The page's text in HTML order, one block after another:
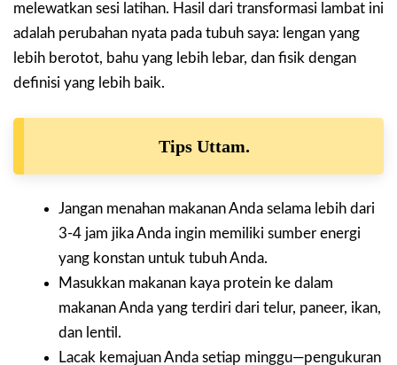
melewatkan sesi latihan. Hasil dari transformasi lambat ini
adalah perubahan nyata pada tubuh saya: lengan yang
lebih berotot, bahu yang lebih lebar, dan fisik dengan
definisi yang lebih baik.
Tips Uttam.
Jangan menahan makanan Anda selama lebih dari
3-4 jam jika Anda ingin memiliki sumber energi
yang konstan untuk tubuh Anda.
Masukkan makanan kaya protein ke dalam
makanan Anda yang terdiri dari telur, paneer, ikan,
dan lentil.
Lacak kemajuan Anda setiap minggu—pengukuran